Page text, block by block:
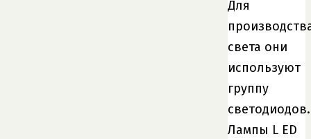
Для
света они
используют
группу
светодиодов.
Лампы L ED